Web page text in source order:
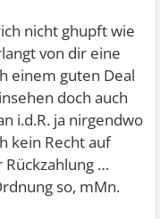
nicht ghupft wie
von dir eine
einem guten Deal
doch auch
i.d.R. ja nirgendwo
kein Recht auf
…
so, mMn.